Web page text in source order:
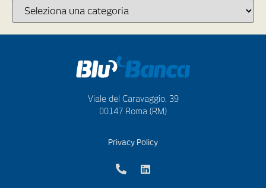
Viale del Caravaggio, 39
00147 Roma (RM)
Privacy Policy